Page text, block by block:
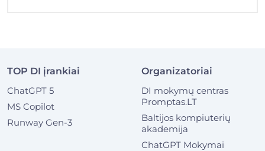
TOP DI įrankiai
ChatGPT 5
MS Copilot
Runway Gen-3
Organizatoriai
DI mokymų centras
Promptas.LT
Baltijos kompiuterių
akademija
ChatGPT Mokymai